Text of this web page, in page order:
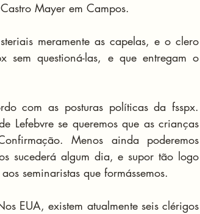
Mayer em Campos.
meramente as capelas, e o clero
sem questioná-las, e que entregam o
com as posturas políticas da fsspx.
Lefebvre se queremos que as crianças
Menos ainda poderemos
sucederá algum dia, e supor tão logo
seminaristas que formássemos.
EUA, existem atualmente seis clérigos